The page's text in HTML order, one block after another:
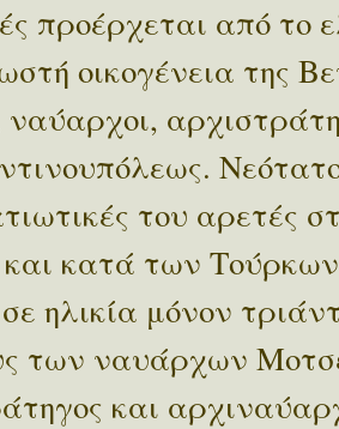
προέρχεται από
οικογένεια της
ναύαρχοι,
του αρετές
κατά των
ηλικία μόνον
των ναυάρχων
και